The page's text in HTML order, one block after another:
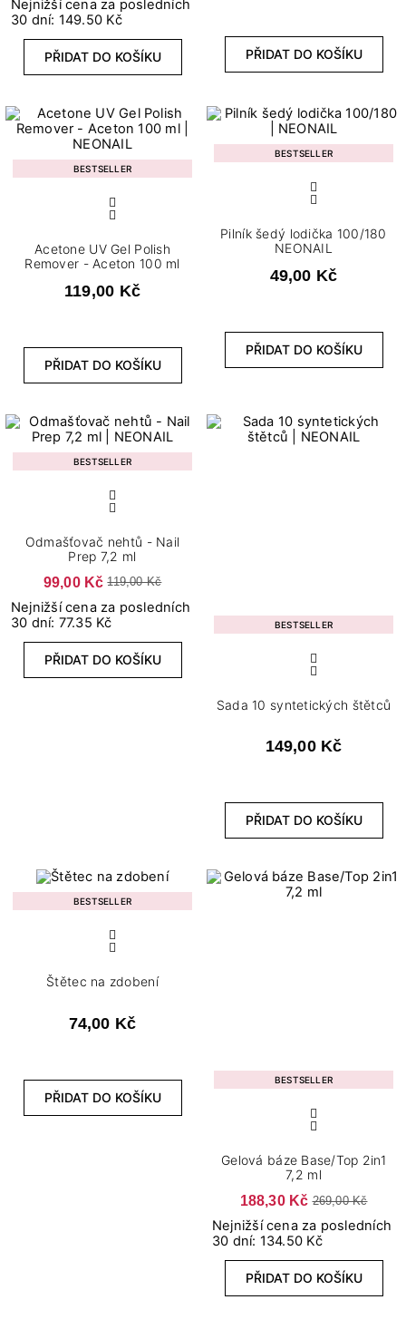
Nejnižší cena za posledních
30 dní: 149.50 Kč
PŘIDAT DO KOŠÍKU PŘIDAT DO KOŠÍKU
BESTSELLER
Acetone UV Gel Polish
Remover - Aceton 100 ml
119,00 Kč
PŘIDAT DO KOŠÍKU
BESTSELLER
Pilník šedý lodička 100/180
NEONAIL
49,00 Kč
PŘIDAT DO KOŠÍKU
BESTSELLER
Odmašťovač nehtů - Nail
Prep 7,2 ml
99,00 Kč 119,00 Kč
Nejnižší cena za posledních
30 dní: 77.35 Kč
PŘIDAT DO KOŠÍKU
BESTSELLER
Sada 10 syntetických štětců
149,00 Kč
PŘIDAT DO KOŠÍKU
BESTSELLER
Štětec na zdobení
74,00 Kč
PŘIDAT DO KOŠÍKU
BESTSELLER
Gelová báze Base/Top 2in1
7,2 ml
188,30 Kč 269,00 Kč
Nejnižší cena za posledních
30 dní: 134.50 Kč
PŘIDAT DO KOŠÍKU